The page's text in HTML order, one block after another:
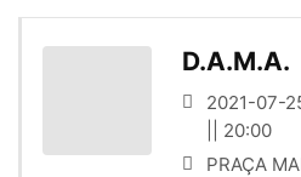
D.A.M.A.
2021-07-
|| 20:00
PRAÇA